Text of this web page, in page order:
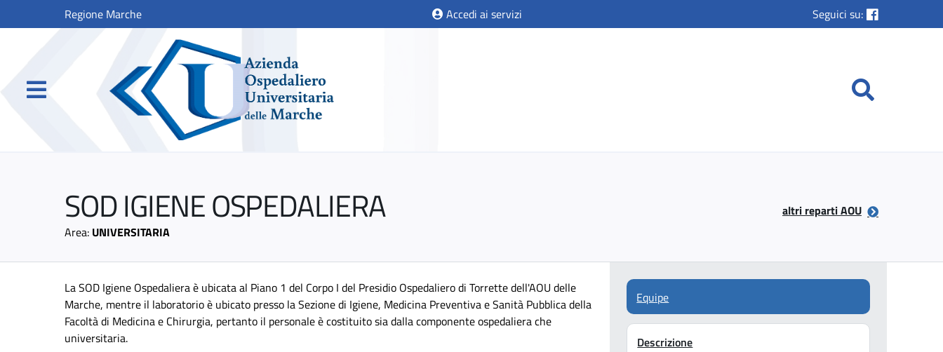
Regione Marche Accedi ai servizi Seguici su:
SOD IGIENE OSPEDALIERA
Area: UNIVERSITARIA
altri reparti AOU
La SOD Igiene Ospedaliera è ubicata al Piano 1 del Corpo I del Presidio Ospedaliero di Torrette dell'AOU delle
Marche, mentre il laboratorio è ubicato presso la Sezione di Igiene, Medicina Preventiva e Sanità Pubblica della
Facoltà di Medicina e Chirurgia, pertanto il personale è costituito sia dalla componente ospedaliera che
universitaria.
Equipe
Descrizione